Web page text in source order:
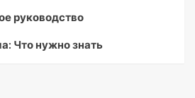
руководство
Что нужно знать